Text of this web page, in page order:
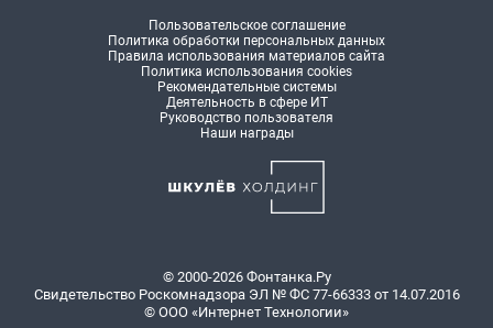
Пользовательское соглашение
Политика обработки персональных данных
Правила использования материалов сайта
Политика использования cookies
Рекомендательные системы
Деятельность в сфере ИТ
Руководство пользователя
Наши награды
© 2000-2026 Фонтанка.Ру
Свидетельство Роскомнадзора ЭЛ № ФС 77-66333 от 14.07.2016
© ООО «Интернет Технологии»